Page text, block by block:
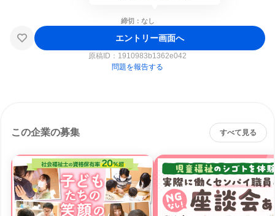
締切：なし
エントリー画面へ
原稿ID： 1910983b1362e042
問題を報告する
この企業の募集 すべて見る